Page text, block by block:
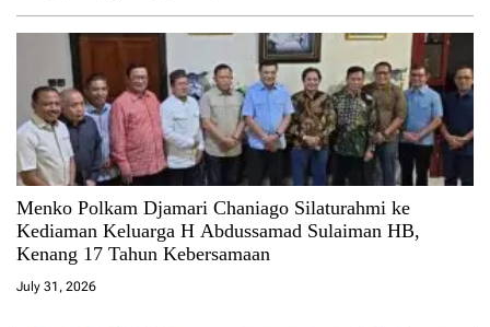
Menko Polkam Djamari Chaniago Silaturahmi ke
Kediaman Keluarga H Abdussamad Sulaiman HB,
Kenang 17 Tahun Kebersamaan
July 31, 2026